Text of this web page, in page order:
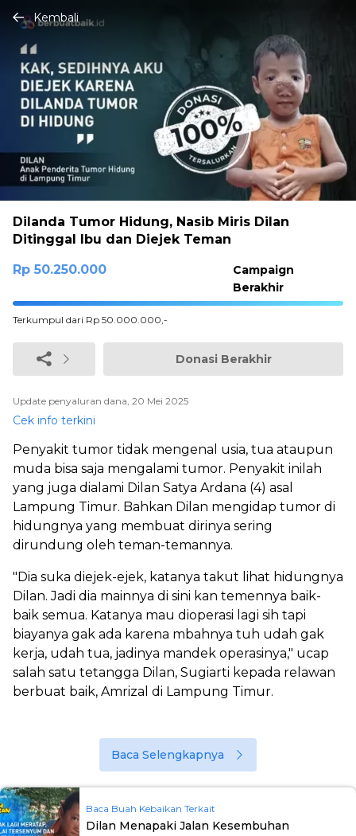
Kembali
Dilanda Tumor Hidung, Nasib Miris Dilan
Ditinggal Ibu dan Diejek Teman
Rp 50.250.000
Campaign
Berakhir
100%
Terkumpul dari Rp 50.000.000,-
Donasi Berakhir
Update penyaluran dana, 20 Mei 2025
Cek info terkini
Penyakit tumor tidak mengenal usia, tua ataupun
muda bisa saja mengalami tumor. Penyakit inilah
yang juga dialami Dilan Satya Ardana (4) asal
Lampung Timur. Bahkan Dilan mengidap tumor di
hidungnya yang membuat dirinya sering
dirundung oleh teman-temannya.
"Dia suka diejek-ejek, katanya takut lihat hidungnya
Dilan. Jadi dia mainnya di sini kan temennya baik-
baik semua. Katanya mau dioperasi lagi sih tapi
biayanya gak ada karena mbahnya tuh udah gak
kerja, udah tua, jadinya mandek operasinya," ucap
salah satu tetangga Dilan, Sugiarti kepada relawan
berbuat baik, Amrizal di Lampung Timur.
Baca Selengkapnya
Baca Buah Kebaikan Terkait
Dilan Menapaki Jalan Kesembuhan